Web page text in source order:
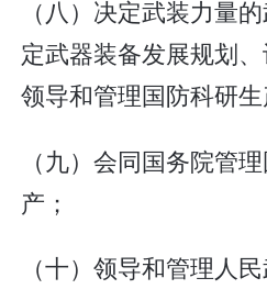
（八）决定武装力量
定武器装备发展规划
领导和管理国防科研生
（九）会同国务院管
产；
（十）领导和管理人